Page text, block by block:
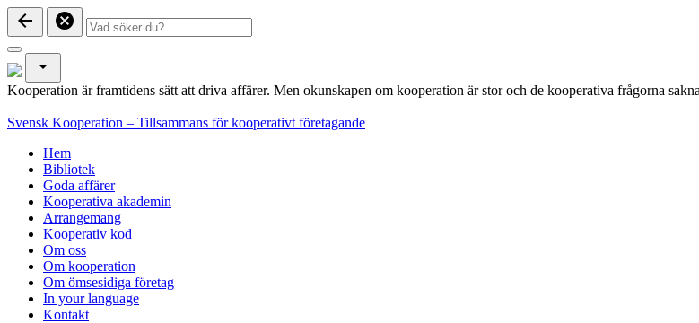
arrow_back cancel
arrow_drop_down
Kooperation är framtidens sätt att driva affärer. Men okunskapen om kooperation är stor och de kooperativa frågorna
Svensk Kooperation – Tillsammans för kooperativt företagande
Hem
Bibliotek
Goda affärer
Kooperativa akademin
Arrangemang
Kooperativ kod
Om oss
Om kooperation
Om ömsesidiga företag
In your language
Kontakt